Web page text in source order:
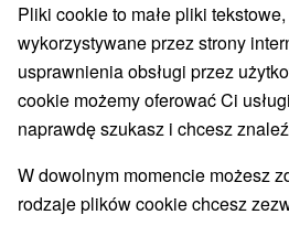
Wybierz lokalizację lub
WSZYSTKO NAJTAŃSZE
Pliki cookie to małe pliki
wykorzystywane przez strony
usprawnienia obsługi przez
cookie możemy oferować Ci
naprawdę szukasz i chcesz
W dowolnym momencie możesz
rodzaje plików cookie chcesz